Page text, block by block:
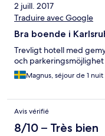
2 juill. 2017
Traduire avec Google
Bra boende i
Trevligt hotell med
och
Magnus, séjour de 1 nuit
Avis vérifié
8/10 – Très bien